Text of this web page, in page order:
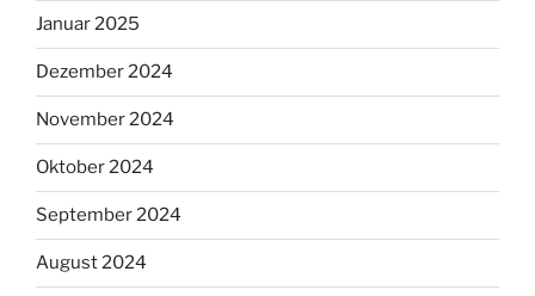
Januar 2025
Dezember 2024
November 2024
Oktober 2024
September 2024
August 2024